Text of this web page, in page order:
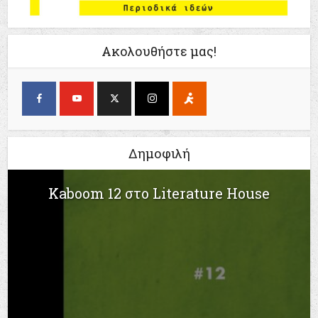
Ακολουθήστε μας!
Δημοφιλή
Kaboom 12 στο Literature House